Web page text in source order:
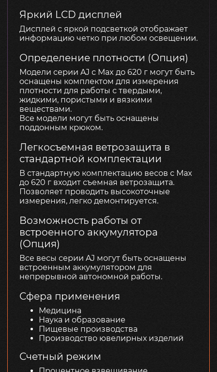
Яркий LCD дисплей
Дисплей с яркой подсветкой отображает
информацию четко при любом освещении.
Определение плотности (Опция)
Модели серии AJ с Max до 620 г могут быть
оснащены комплектом для измерения
плотности для работы с твердыми,
жидкими, пористыми и вязкими
веществами.
Все модели могут быть оснащены
поддонным крюком.
Легкосъемная ветрозащита в
стандартной комплектации
В стандартную комплектацию весов с Max
до 620 г входит съемная ветрозащита.
Позволяет проводить высокоточные
измерения, легко демонтируется.
Возможность работы от
встроенного аккумулятора
(Опция)
Все весы серии AJ могут быть оснащены
встроенным аккумулятором для
непрерывной автономной работы.
Сфера применения
Медицина
Наука и образование
Пищевые производства
Производство ювелирных изделий
Счетный режим